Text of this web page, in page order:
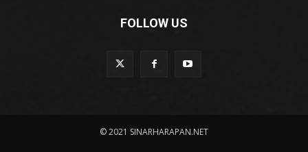
FOLLOW US
© 2021 SINARHARAPAN.NET